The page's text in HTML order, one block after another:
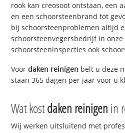
rook kan creosoot ontstaan, een
en een schoorsteenbrand tot
bij schoorsteenproblemen altijd
schoorsteenvegersbedrijf in
schoorsteeninspecties ook
Voordaken reinigen belt u deze
staan 365 dagen per jaar voor u
Wat kostdaken reinigen in
Wij werken uitsluitend met